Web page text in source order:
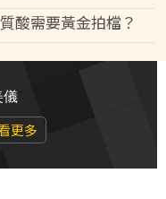
酸需要黃金拍檔？
儀
更多